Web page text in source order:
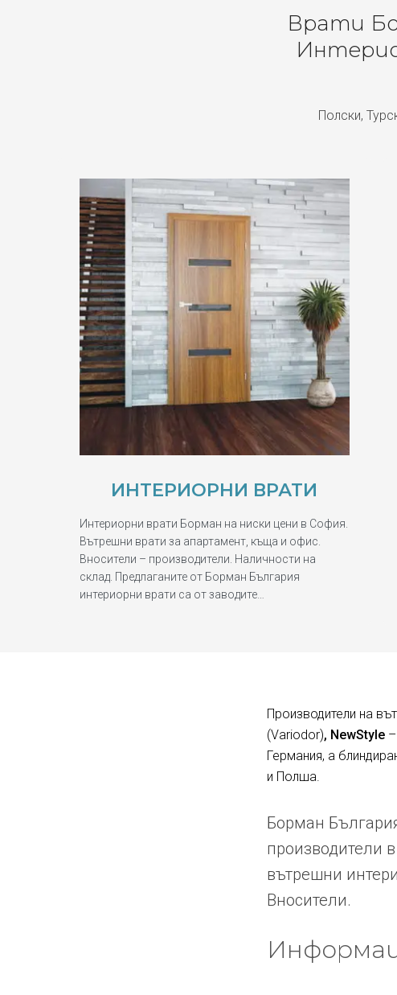
Врати
Полски,
ИНТЕРИОРНИ ВРАТИ
Интериорни врати Борман на ниски цени в София.
Вътрешни врати за апартамент, къща и офис.
Вносители – производители. Наличности на
склад. Предлаганите от Борман България
интериорни врати са от заводите…
Производители на
(Variodor), NewStyle–
Германия, а
и Полша.
Борман
производители
вътрешни
Вносители.